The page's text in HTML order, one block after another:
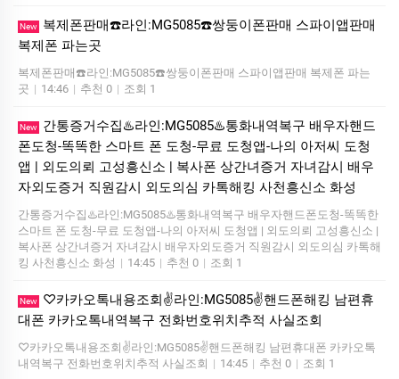
New
복제폰판매☎️라인:MG5085☎️쌍둥이폰판매 스파이앱판매
복제폰 파는곳
복제폰판매☎️라인:MG5085☎️쌍둥이폰판매 스파이앱판매 복제폰 파는
곳 | 14:46 | 추천 0 | 조회 1
New
간통증거수집♨️라인:MG5085♨️통화내역복구 배우자핸드
폰도청-똑똑한 스마트 폰 도청-무료 도청앱-나의 아저씨 도청
앱 | 외도의뢰 고성흥신소 | 복사폰 상간녀증거 자녀감시 배우
자외도증거 직원감시 외도의심 카톡해킹 사천흥신소 화성
간통증거수집♨️라인:MG5085♨️통화내역복구 배우자핸드폰도청-똑똑한
스마트 폰 도청-무료 도청앱-나의 아저씨 도청앱 | 외도의뢰 고성흥신소 |
복사폰 상간녀증거 자녀감시 배우자외도증거 직원감시 외도의심 카톡해
킹 사천흥신소 화성 | 14:45 | 추천 0 | 조회 1
New
♡카카오톡내용조회✌️라인:MG5085✌️핸드폰해킹 남편휴
대폰 카카오톡내역복구 전화번호위치추적 사실조회
♡카카오톡내용조회✌️라인:MG5085✌️핸드폰해킹 남편휴대폰 카카오톡
내역복구 전화번호위치추적 사실조회 | 14:45 | 추천 0 | 조회 1